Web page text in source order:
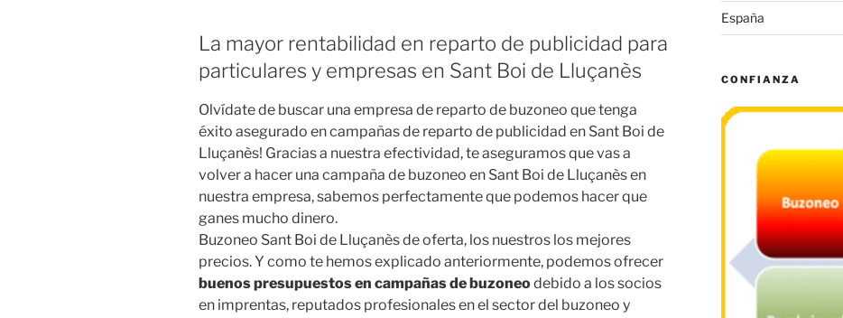
La mayor rentabilidad en reparto de publicidad para
particulares y empresas en Sant Boi de Lluçanès
Olvídate de buscar una empresa de reparto de buzoneo que tenga
éxito asegurado en campañas de reparto de publicidad en Sant Boi de
Lluçanès! Gracias a nuestra efectividad, te aseguramos que vas a
volver a hacer una campaña de buzoneo en Sant Boi de Lluçanès en
nuestra empresa, sabemos perfectamente que podemos hacer que
ganes mucho dinero.
Buzoneo Sant Boi de Lluçanès de oferta, los nuestros los mejores
precios. Y como te hemos explicado anteriormente, podemos ofrecer
buenos presupuestos en campañas de buzoneodebido a los socios
en imprentas, reputados profesionales en el sector del buzoneo y
España
CONFIANZA